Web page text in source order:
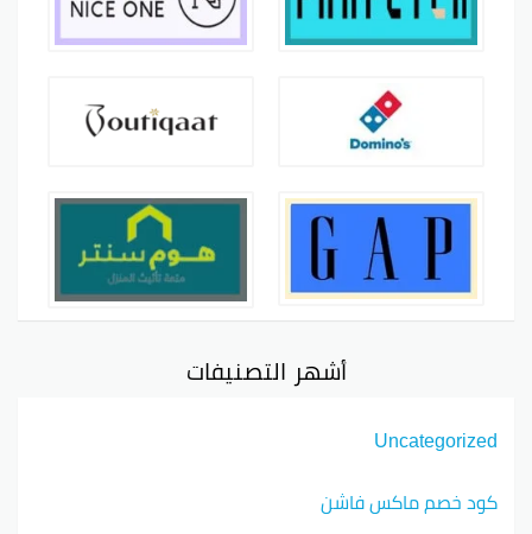
أشهر التصنيفات
Uncategorized
كود خصم ماكس فاشن